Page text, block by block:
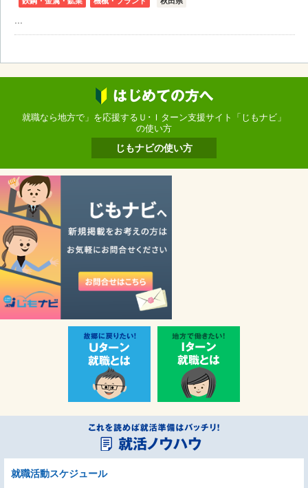
...
就職なら地方で」を応援するＵ･Ｉターン支援サイト「じもナビ」
の使い方
じもナビの使い方
就職活動スケジュール